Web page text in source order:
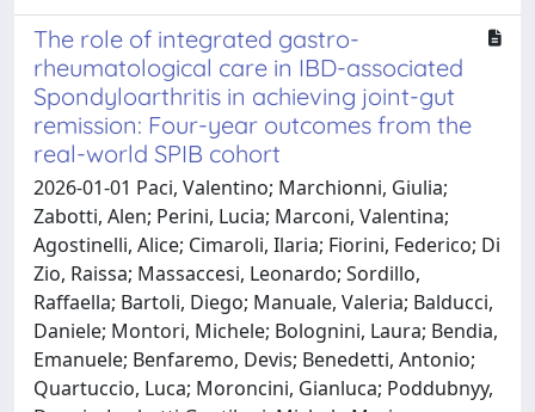
The role of integrated gastro-
rheumatological care in IBD-associated
Spondyloarthritis in achieving joint-gut
remission: Four-year outcomes from the
real-world SPIB cohort
2026-01-01 Paci, Valentino; Marchionni, Giulia;
Zabotti, Alen; Perini, Lucia; Marconi, Valentina;
Agostinelli, Alice; Cimaroli, Ilaria; Fiorini, Federico; Di
Zio, Raissa; Massaccesi, Leonardo; Sordillo,
Raffaella; Bartoli, Diego; Manuale, Valeria; Balducci,
Daniele; Montori, Michele; Bolognini, Laura; Bendia,
Emanuele; Benfaremo, Devis; Benedetti, Antonio;
Quartuccio, Luca; Moroncini, Gianluca; Poddubnyy,